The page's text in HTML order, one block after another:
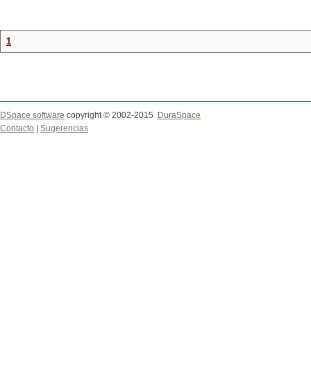
1
DSpace software copyright © 2002-2015
DuraSpace
Contacto
Sugerencias